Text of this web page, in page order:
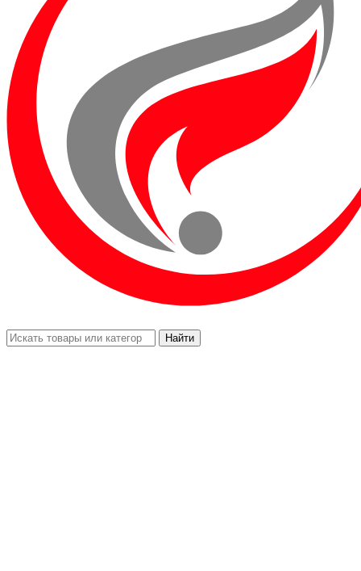
Найти